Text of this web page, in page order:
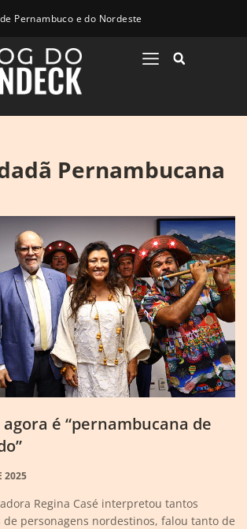
Pernambuco e do Nordeste
Pernambucana
agora é “pernambucana de
2025
Regina Casé interpretou tantos
de personagens nordestinos, falou tanto de